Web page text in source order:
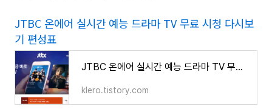
JTBC 온에어 실시간 예능 드라마 TV 무료 시청 다시보
기 편성표
JTBC 온에어 실시간 예능 드라마 TV 무료 시청 다시보기 편성표
klero.tistory.com